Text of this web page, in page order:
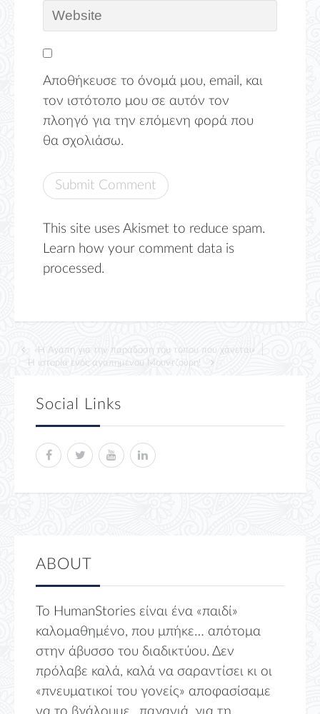
Αποθήκευσε το όνομά μου, email, και
τον ιστότοπο μου σε αυτόν τον
πλοηγό για την επόμενη φορά που
θα σχολιάσω.
This site uses Akismet to reduce spam.
Learn how your comment data is
processed.
«Η Αγάπη για την παράδοση του τόπου που χάνεται»
Η ιστορία ενός αγαπημένου Μουντζούρη!
Social Links
ABOUT
Το HumanStories είναι ένα «παιδί»
καλομαθημένο, που μπήκε… απότομα
στην άβυσσο του διαδικτύου. Δεν
πρόλαβε καλά, καλά να σαραντίσει κι οι
«πνευματικοί του γονείς» αποφασίσαμε